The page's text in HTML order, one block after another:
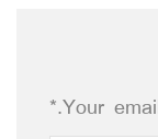
Your